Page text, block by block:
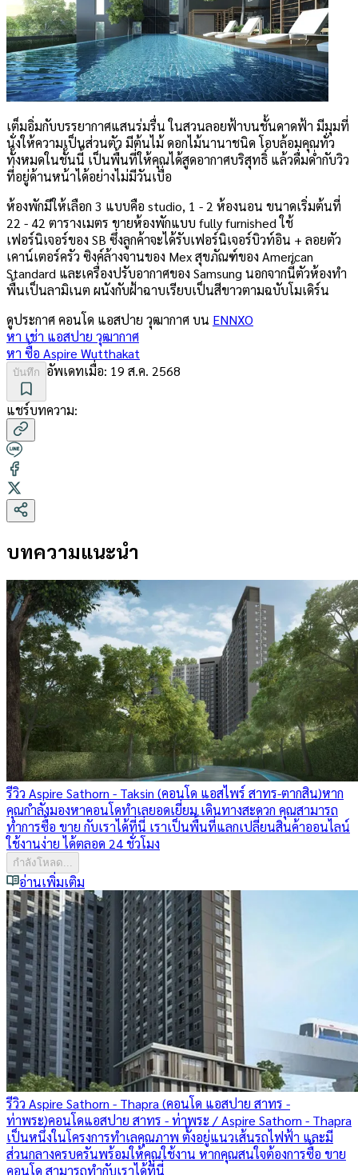
เต็มอิ่มกับบรรยากาศแสนร่มรื่น ในสวนลอยฟ้าบนชั้นดาดฟ้า มีมุมที่
นั่งให้ความเป็นส่วนตัว มีต้นไม้ ดอกไม้นานาชนิด โอบล้อมคุณทั่ว
ทั้งหมดในชั้นนี้ เป็นพื้นที่ให้คุณได้สูดอากาศบริสุทธิ์ แล้วดื่มด่ำกับวิว
ที่อยู่ด้านหน้าได้อย่างไม่มีวันเบื่อ
ห้องพักมีให้เลือก 3 แบบคือ studio, 1 - 2 ห้องนอน ขนาดเริ่มต้นที่
22 - 42 ตารางเมตร ขายห้องพักแบบ fully furnished ใช้
เฟอร์นิเจอร์ของ SB ซึ่งลูกค้าจะได้รับเฟอร์นิเจอร์บิวท์อิน + ลอยตัว
เคาน์เตอร์ครัว ซิงค์ล้างจานของ Mex สุขภัณฑ์ของ American
Standard และเครื่องปรับอากาศของ Samsung นอกจากนี้ตัวห้องทำ
พื้นเป็นลามิเนต ผนังกับฝ้าฉาบเรียบเป็นสีขาวตามฉบับโมเดิร์น
ดูประกาศ คอนโด แอสปาย วุฒากาศบน ENNXO
หา เช่า แอสปาย วุฒากาศ
หา ซื้อ Aspire Wutthakat
บันทึก อัพเดทเมื่อ: 19 ส.ค. 2568
แชร์บทความ:
บทความแนะนำ
รีวิว Aspire Sathorn - Taksin (คอนโด แอสไพร์ สาทร-ตากสิน)หาก
คุณกำลังมองหาคอนโดทำเลยอดเยี่ยม เดินทางสะดวก คุณสามารถ
ทำการซื้อ ขาย กับเราได้ที่นี่ เราเป็นพื้นที่แลกเปลี่ยนสินค้าออนไลน์
ใช้งานง่าย ได้ตลอด 24 ชั่วโมง
กำลังโหลด...
อ่านเพิ่มเติม
รีวิว Aspire Sathorn - Thapra (คอนโด แอสปาย สาทร -
ท่าพระ)คอนโดแอสปาย สาทร - ท่าพระ / Aspire Sathorn - Thapra
เป็นหนึ่งในโครงการทำเลคุณภาพ ตั้งอยู่แนวเส้นรถไฟฟ้า และมี
ส่วนกลางครบครันพร้อมให้คุณใช้งาน หากคุณสนใจต้องการซื้อ ขาย
คอนโด สามารถทำกับเราได้ที่นี่